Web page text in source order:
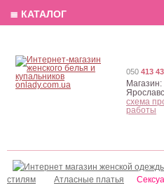
стилям
Атласные платья
050 413
Магазин:
схема
работы
≣ КАТАЛОГ